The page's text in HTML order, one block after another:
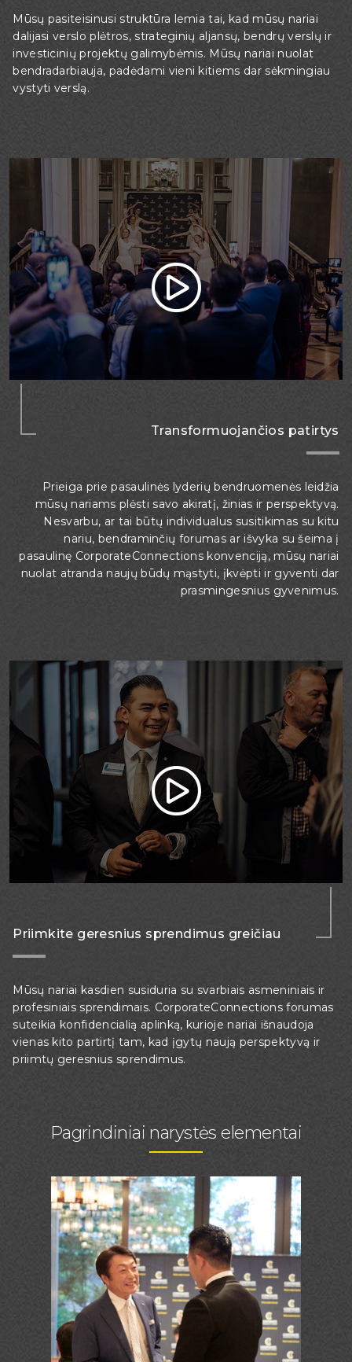
Mūsų pasiteisinusi struktūra lemia tai, kad mūsų nariai
dalijasi verslo plėtros, strateginių aljansų, bendrų verslų ir
investicinių projektų galimybėmis. Mūsų nariai nuolat
bendradarbiauja, padėdami vieni kitiems dar sėkmingiau
vystyti verslą.
Transformuojančios patirtys
Prieiga prie pasaulinės lyderių bendruomenės leidžia
mūsų nariams plėsti savo akiratį, žinias ir perspektyvą.
Nesvarbu, ar tai būtų individualus susitikimas su kitu
nariu, bendraminčių forumas ar išvyka su šeima į
pasaulinę CorporateConnections konvenciją, mūsų nariai
nuolat atranda naujų būdų mąstyti, įkvėpti ir gyventi dar
prasmingesnius gyvenimus.
Priimkite geresnius sprendimus greičiau
Mūsų nariai kasdien susiduria su svarbiais asmeniniais ir
profesiniais sprendimais. CorporateConnections forumas
suteikia konfidencialią aplinką, kurioje nariai išnaudoja
vienas kito partirtį tam, kad įgytų naują perspektyvą ir
priimtų geresnius sprendimus.
Pagrindiniai narystės elementai